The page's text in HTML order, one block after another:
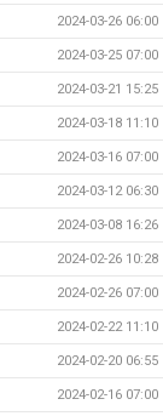
2024-03-26 06:00
2024-03-25 07:00
2024-03-21 15:25
2024-03-18 11:10
2024-03-16 07:00
2024-03-12 06:30
2024-03-08 16:26
2024-02-26 10:28
2024-02-26 07:00
2024-02-22 11:10
2024-02-20 06:55
2024-02-16 07:00